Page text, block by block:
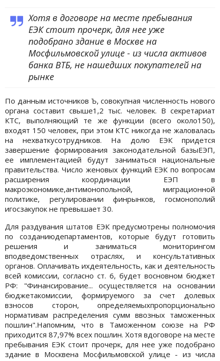
Хотя в договоре на месте пребывания
ЕЭК стоит прочерк, для нее уже
подобрано здание в Москве на
Мосфильмовской улице - из числа активов
банка ВТБ, не нашедших покупателей на
рынке
По данным источников Ъ, совокупная численность нового
органа составит свыше1,2 тыс. человек. В секретариат
КТС, выполняющий те же функции (всего около150),
входят 150 человек, при этом КТС никогда не жаловалась
на нехваткусотрудников. На долю ЕЭК придется
завершение формирования законодательной базыЕЭП,
ее имплементацией будут заниматься национальные
правительства. Число женовых функций ЕЭК по вопросам
расширения координации ЕЭП в
макроэкономике,антимонопольной, миграционной
политике, регулировании финрынков, госмонополий
игосзакупок не превышает 30.
Для раздувания штатов ЕЭК предусмотрены полномочия
по созданиюдепартаментов, которые будут готовить
решения и заниматься мониторингом
вподведомственных отраслях, и консультативных
органов. Оплачивать ихдеятельность, как и деятельность
всей комиссии, согласно ст. 6, будет восновном бюджет
РФ: "Финансирование... осуществляется на основании
бюджетакомиссии, формируемого за счет долевых
взносов сторон, определяемыхпропорционально
нормативам распределения сумм ввозных таможенных
пошлин".Напомним, что в Таможенном союзе на РФ
приходится 87,97% всех пошлин. Хотя вдоговоре на месте
пребывания ЕЭК стоит прочерк, для нее уже подобрано
здание в Москвена Мосфильмовской улице - из числа